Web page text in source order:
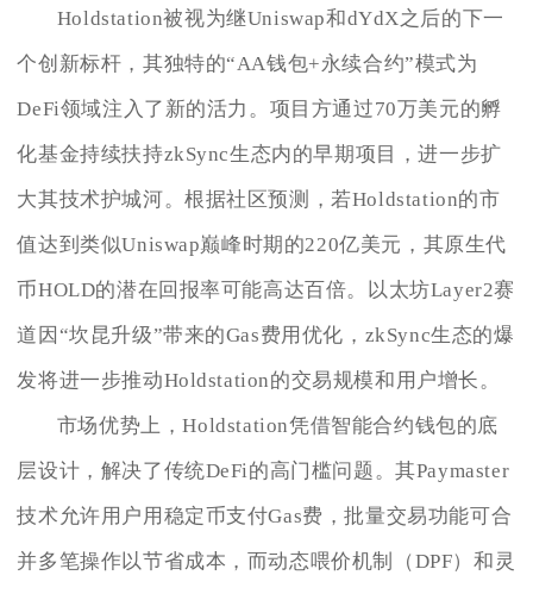
Holdstation被视为继Uniswap和dYdX之后的下一
个创新标杆，其独特的“AA钱包+永续合约”模式为
DeFi领域注入了新的活力。项目方通过70万美元的孵
化基金持续扶持zkSync生态内的早期项目，进一步扩
大其技术护城河。根据社区预测，若Holdstation的市
值达到类似Uniswap巅峰时期的220亿美元，其原生代
币HOLD的潜在回报率可能高达百倍。以太坊Layer2赛
道因“坎昆升级”带来的Gas费用优化，zkSync生态的爆
发将进一步推动Holdstation的交易规模和用户增长。
市场优势上，Holdstation凭借智能合约钱包的底
层设计，解决了传统DeFi的高门槛问题。其Paymaster
技术允许用户用稳定币支付Gas费，批量交易功能可合
并多笔操作以节省成本，而动态喂价机制（DPF）和灵